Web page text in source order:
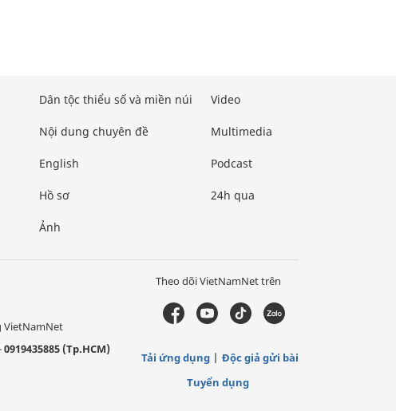
Dân tộc thiểu số và miền núi
Nội dung chuyên đề
English
Hồ sơ
Ảnh
Video
Multimedia
Podcast
24h qua
VietNamNet
0919435885 (Tp.HCM)
Theo dõi VietNamNet trên
Tải ứng dụng
Độc giả gửi bài
Tuyển dụng